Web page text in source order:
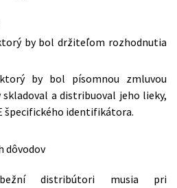
by bol držiteľom rozhodnutia
by bol písomnou zmluvou
a distribuoval jeho lieky,
špecifického identifikátora.
dôvodov
distribútori musia pri